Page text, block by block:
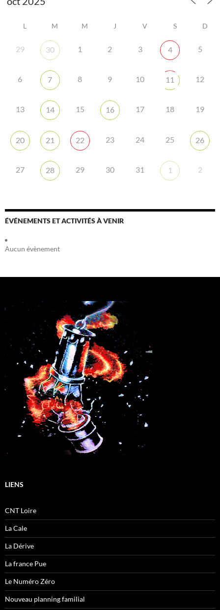
L M M J V S D
29 30 1 2 3 4 5
6 7 8 9 10 11 12
13 14 15 16 17 18 19
20 21 22 23 24 25 26
27 28 29 30 31 1 2
ÉVÉNEMENTS ET ACTIVITÉS À VENIR
Aucun évènement
LIENS
CNT Loire
La Cale
La Dérive
La france Pue
Le Numéro Zéro
Nouveau planning familial